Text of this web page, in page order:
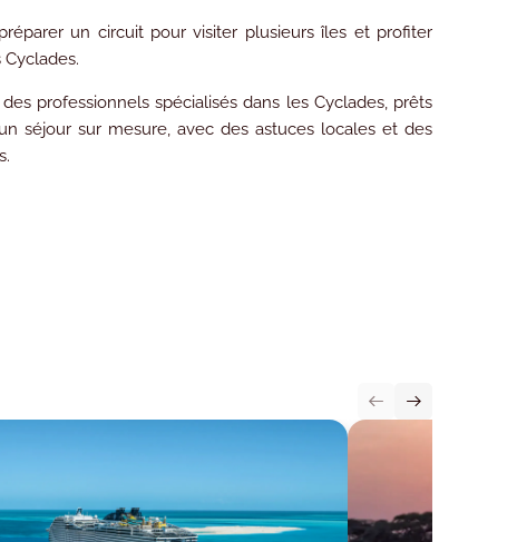
préparer un circuit pour visiter plusieurs îles et profiter
professionnels spécialisés dans les Cyclades, prêts
séjour sur mesure, avec des astuces locales et des